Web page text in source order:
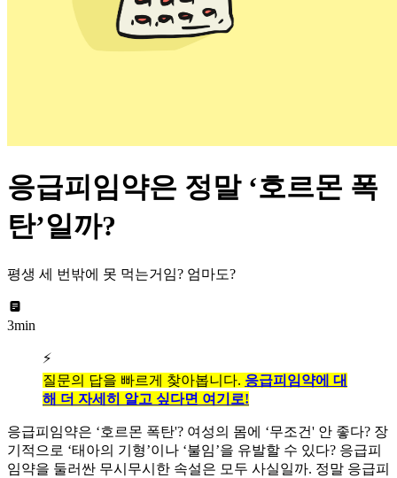
응급피임약은 정말 ‘호르몬 폭
탄’일까?
평생 세 번밖에 못 먹는거임? 엄마도?
3min
⚡
질문의 답을 빠르게 찾아봅니다. 응급피임약에 대
해 더 자세히 알고 싶다면 여기로!
응급피임약은 ‘호르몬 폭탄'? 여성의 몸에 ‘무조건' 안 좋다? 장
기적으로 ‘태아의 기형’이나 ‘불임’을 유발할 수 있다? 응급피
임약을 둘러싼 무시무시한 속설은 모두 사실일까. 정말 응급피